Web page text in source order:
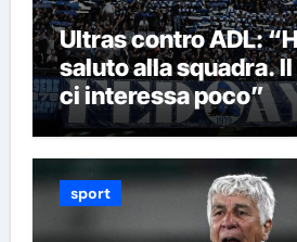
Ultras contro ADL:
saluto alla squadra.
ci interessa poco”
sport